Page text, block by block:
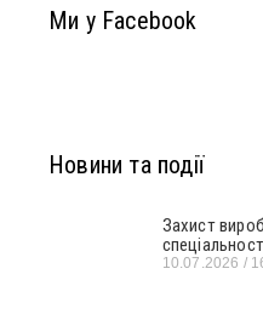
Ми у Facebook
Новини та події
Захист
10.07.2026